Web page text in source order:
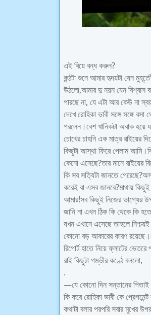
এই বিয়ে বন্ধ করুন?
কন্ঠটা শুনে আমার হৃদয়টা যেন
উঠলো,আমার দু নয়ন যেন বিশ্বাস
পারছে না, যে এটা আর কেউ না
দেখে রোহিকা ভাবী সঙ্গে সঙ্গে বসা
পরলেন।বেশ খানিকটা অবাক হয়ে
চোখের চাহনি এক মাত্র রাইয়ের
কিছুটা আস্থা ফিরে পেলাম
কেনো এসেছে?তার মানে রাইয়ের
কি সব সত্যিটা জানতে
করেই বা এসব জানবে?মাথায়
আমার!সব কিছুই নিজের ভাগ্যের
জানি না এখন ঠিক কি থেকে কি
যখন এখানে এসেছে তাহলে
কোনো বড় আকারের কারণ
রিপোর্ট হাতে নিয়ে ফ্লাটের
রাই কিছুটা গম্ভীর কণ্ঠে বললো,
.
—যে কোনো দিন সন্তানের পিতাই
কি করে রোহিকা ভাবী কে
কথাটা বলার পরপরি সবার মুখের